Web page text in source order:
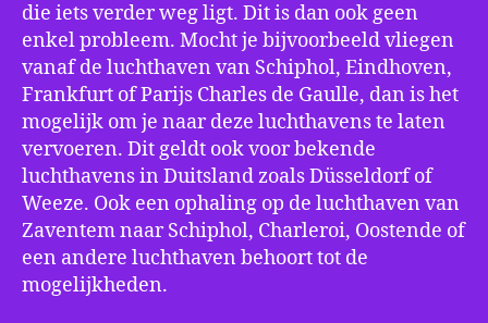
die iets verder weg ligt. Dit is dan ook geen
enkel probleem. Mocht je bijvoorbeeld vliegen
vanaf de luchthaven van Schiphol, Eindhoven,
Frankfurt of Parijs Charles de Gaulle, dan is het
mogelijk om je naar deze luchthavens te laten
vervoeren. Dit geldt ook voor bekende
luchthavens in Duitsland zoals Düsseldorf of
Weeze. Ook een ophaling op de luchthaven van
Zaventem naar Schiphol, Charleroi, Oostende of
een andere luchthaven behoort tot de
mogelijkheden.